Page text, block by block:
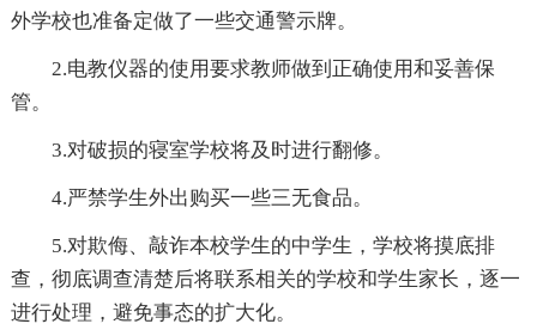
外学校也准备定做了一些交通警示牌。
2.电教仪器的使用要求教师做到正确使用和妥善保
管。
3.对破损的寝室学校将及时进行翻修。
4.严禁学生外出购买一些三无食品。
5.对欺侮、敲诈本校学生的中学生，学校将摸底排
查，彻底调查清楚后将联系相关的学校和学生家长，逐一
进行处理，避免事态的扩大化。